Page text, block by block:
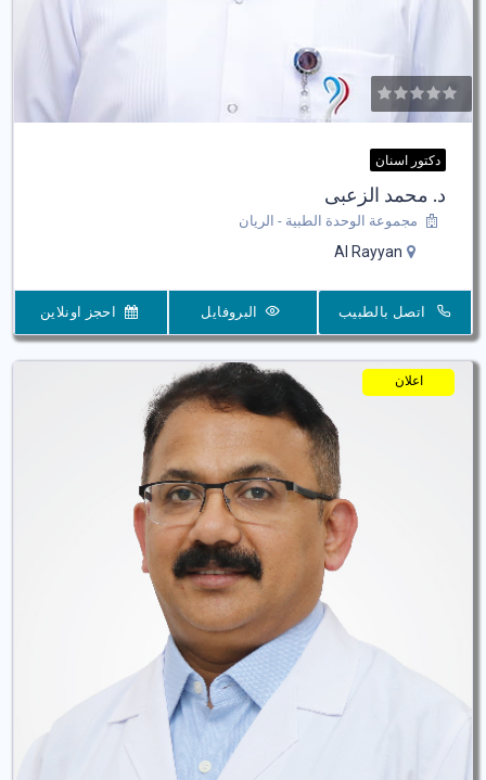
دكتور اسنان
د. محمد الزعبى
مجموعة الوحدة الطبية - الريان
Al Rayyan
اتصل بالطبيب البروفايل احجز اونلاين
اعلان